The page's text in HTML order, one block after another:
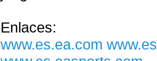
Enlaces:
www.es.ea.com